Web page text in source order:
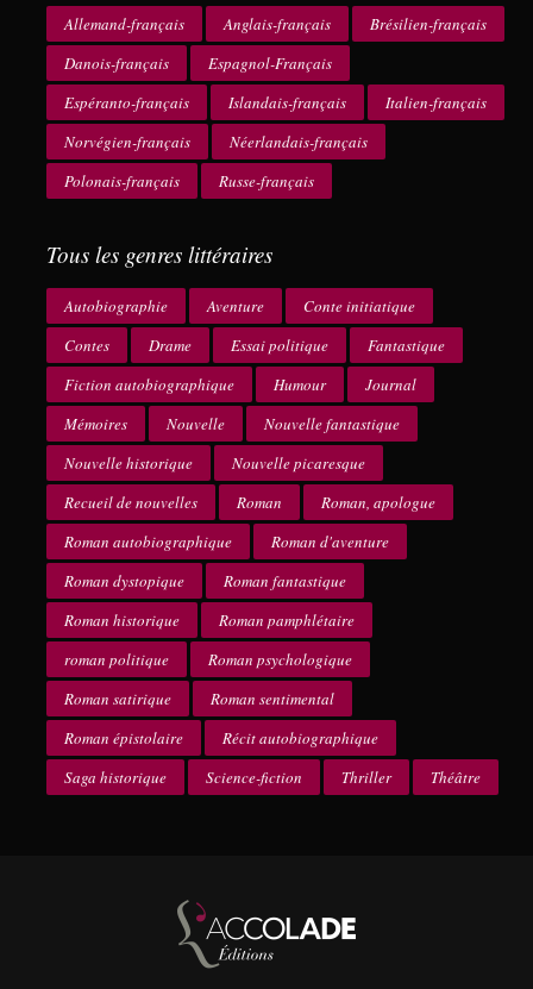
Allemand-français Anglais-français
Brésilien-français
Danois-français
Espagnol-Français
Espéranto-français
Islandais-français
Italien-français
Norvégien-français
Néerlandais-français
Polonais-français
Russe-français
Tous les genres littéraires
Autobiographie Aventure
Conte initiatique
Contes
Drame Essai politique
Fantastique
Fiction autobiographique
Humour
Journal
Mémoires
Nouvelle
Nouvelle fantastique
Nouvelle historique
Nouvelle picaresque
Recueil de nouvelles
Roman
Roman, apologue
Roman autobiographique
Roman d'aventure
Roman dystopique
Roman fantastique
Roman historique
Roman pamphlétaire
roman politique
Roman psychologique
Roman satirique
Roman sentimental
Roman épistolaire
Récit autobiographique
Saga historique
Science-fiction Thriller Théâtre